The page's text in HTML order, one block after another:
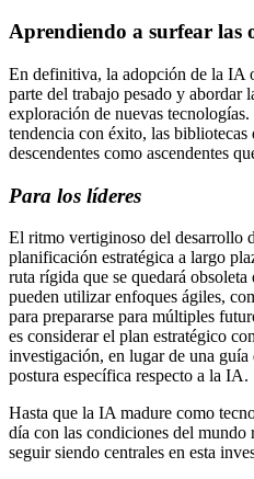
Aprendiendo a surfear las
En definitiva, la adopción de la IA
parte del trabajo pesado y abordar
exploración de nuevas tecnologías.
tendencia con éxito, las bibliotecas
descendentes como ascendentes
Para los líderes
El ritmo vertiginoso del desarrollo
planificación estratégica a largo
ruta rígida que se quedará
pueden utilizar enfoques ágiles,
para prepararse para múltiples
es considerar el plan estratégico
investigación, en lugar de una
postura específica respecto a la IA.
Hasta que la IA madure como
día con las condiciones del mundo
seguir siendo centrales en esta